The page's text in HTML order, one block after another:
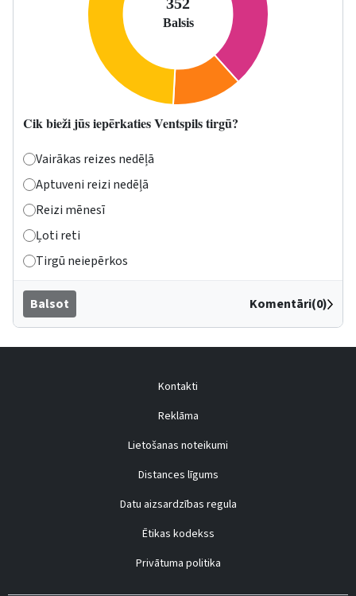
Cik bieži jūs iepērkaties Ventspils tirgū?
Vairākas reizes nedēļā
Aptuveni reizi nedēļā
Reizi mēnesī
Ļoti reti
Tirgū neiepērkos
Balsot Komentāri(0)
Kontakti
Reklāma
Lietošanas noteikumi
Distances līgums
Datu aizsardzības regula
Ētikas kodekss
Privātuma politika